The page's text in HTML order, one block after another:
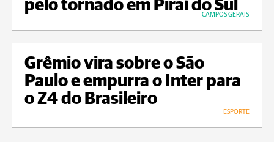
pelo tornado em Piraí do Sul
CAMPOS GERAIS
Grêmio vira sobre o São
Paulo e empurra o Inter para
o Z4 do Brasileiro
ESPORTE